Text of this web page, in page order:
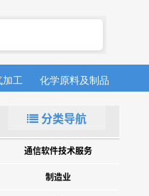
工 化学原料及制品
分类导航
通信软件技术服务
制造业